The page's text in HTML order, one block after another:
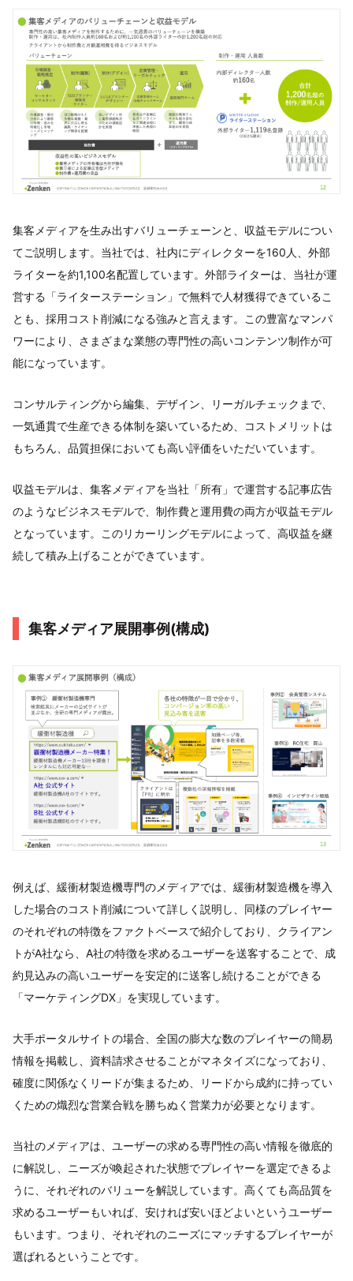
集客メディアを生み出すバリューチェーンと、収益モデルについ
てご説明します。当社では、社内にディレクターを160人、外部
ライターを約1,100名配置しています。外部ライターは、当社が運
営する「ライターステーション」で無料で人材獲得できているこ
とも、採用コスト削減になる強みと言えます。この豊富なマンパ
ワーにより、さまざまな業態の専門性の高いコンテンツ制作が可
能になっています。
コンサルティングから編集、デザイン、リーガルチェックまで、
一気通貫で生産できる体制を築いているため、コストメリットは
もちろん、品質担保においても高い評価をいただいています。
収益モデルは、集客メディアを当社「所有」で運営する記事広告
のようなビジネスモデルで、制作費と運用費の両方が収益モデル
となっています。このリカーリングモデルによって、高収益を継
続して積み上げることができています。
集客メディア展開事例(構成)
例えば、緩衝材製造機専門のメディアでは、緩衝材製造機を導入
した場合のコスト削減について詳しく説明し、同様のプレイヤー
のそれぞれの特徴をファクトベースで紹介しており、クライアン
トがA社なら、A社の特徴を求めるユーザーを送客することで、成
約見込みの高いユーザーを安定的に送客し続けることができる
「マーケティングDX」を実現しています。
大手ポータルサイトの場合、全国の膨大な数のプレイヤーの簡易
情報を掲載し、資料請求させることがマネタイズになっており、
確度に関係なくリードが集まるため、リードから成約に持ってい
くための熾烈な営業合戦を勝ちぬく営業力が必要となります。
当社のメディアは、ユーザーの求める専門性の高い情報を徹底的
に解説し、ニーズが喚起された状態でプレイヤーを選定できるよ
うに、それぞれのバリューを解説しています。高くても高品質を
求めるユーザーもいれば、安ければ安いほどよいというユーザー
もいます。つまり、それぞれのニーズにマッチするプレイヤーが
選ばれるということです。